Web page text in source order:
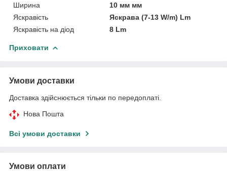
Ширина
10 мм мм
Яскравість
Яскрава (7-13 W/m) Lm
Яскравість на діод
8 Lm
Приховати
Умови доставки
Доставка здійснюється тільки по передоплаті.
Нова Пошта
Всі умови доставки
Умови оплати